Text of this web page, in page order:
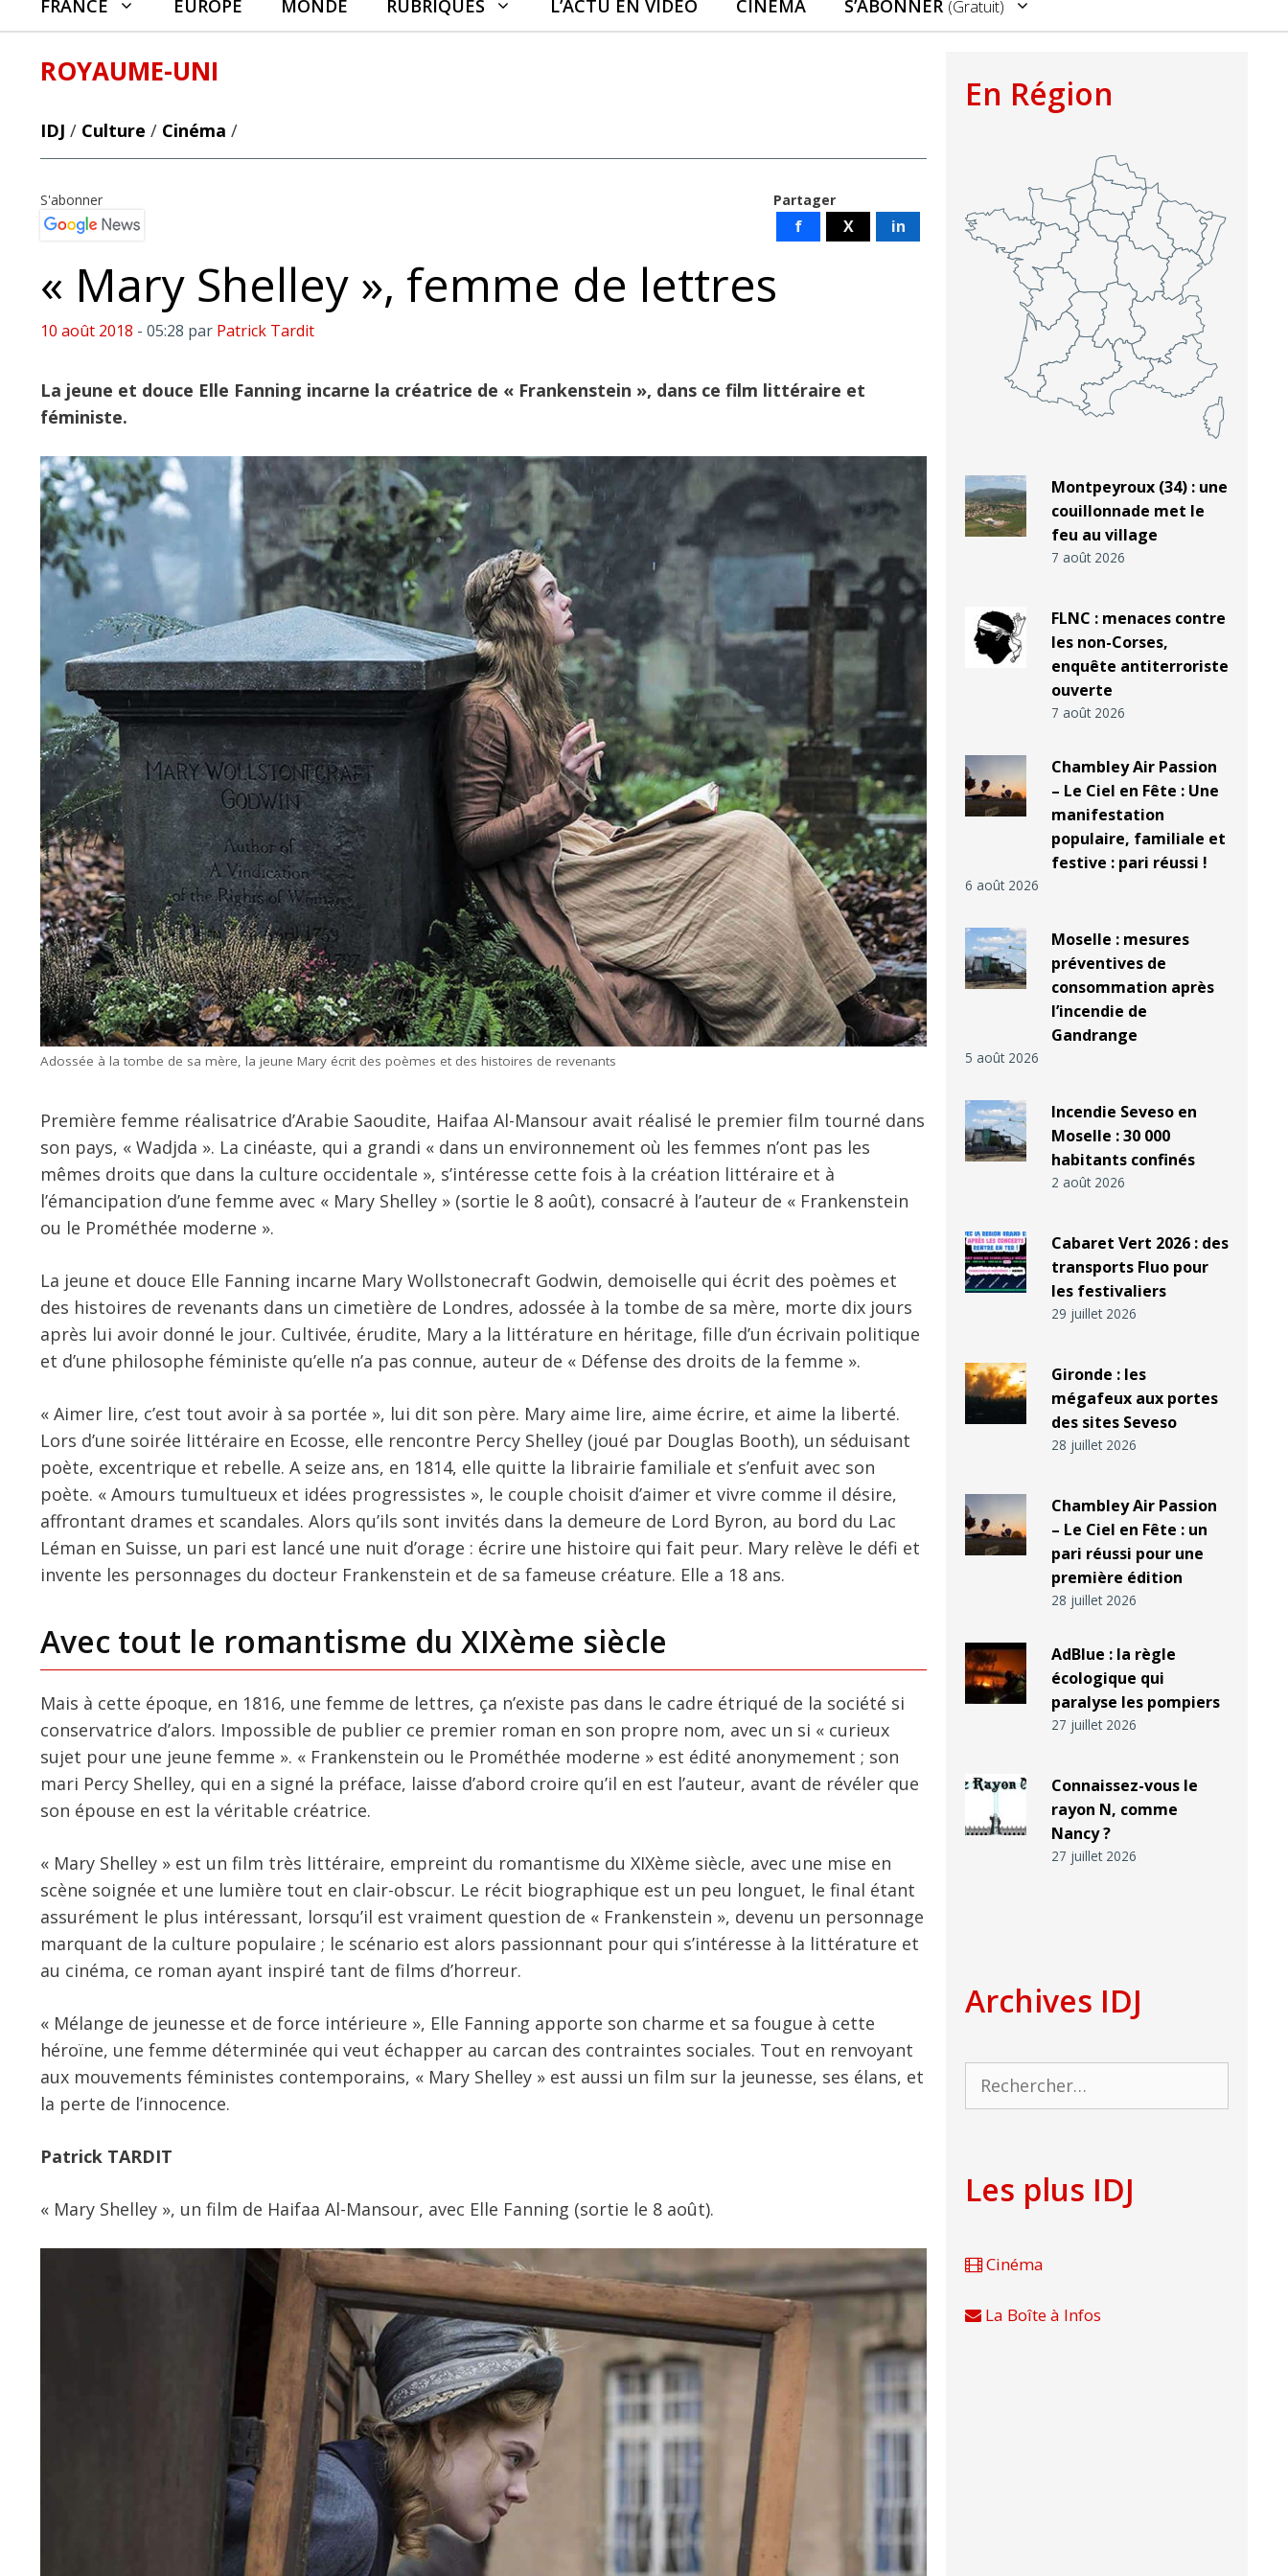
FRANCE EUROPE MONDE RUBRIQUES L’ACTU EN VIDÉO CINÉMA S’ABONNER (gratuit)
ROYAUME-UNI
IDJ / Culture / Cinéma /
Partager
f X in
S'abonner
« Mary Shelley », femme de lettres
10 août 2018 - 05:28 par Patrick Tardit
La jeune et douce Elle Fanning incarne la créatrice de « Frankenstein », dans ce film littéraire et
féministe.
Adossée à la tombe de sa mère, la jeune Mary écrit des poèmes et des histoires de revenants
Première femme réalisatrice d’Arabie Saoudite, Haifaa Al-Mansour avait réalisé le premier film tourné dans
son pays, « Wadjda ». La cinéaste, qui a grandi « dans un environnement où les femmes n’ont pas les
mêmes droits que dans la culture occidentale », s’intéresse cette fois à la création littéraire et à
l’émancipation d’une femme avec « Mary Shelley » (sortie le 8 août), consacré à l’auteur de « Frankenstein
ou le Prométhée moderne ».
La jeune et douce Elle Fanning incarne Mary Wollstonecraft Godwin, demoiselle qui écrit des poèmes et
des histoires de revenants dans un cimetière de Londres, adossée à la tombe de sa mère, morte dix jours
après lui avoir donné le jour. Cultivée, érudite, Mary a la littérature en héritage, fille d’un écrivain politique
et d’une philosophe féministe qu’elle n’a pas connue, auteur de « Défense des droits de la femme ».
« Aimer lire, c’est tout avoir à sa portée », lui dit son père. Mary aime lire, aime écrire, et aime la liberté.
Lors d’une soirée littéraire en Ecosse, elle rencontre Percy Shelley (joué par Douglas Booth), un séduisant
poète, excentrique et rebelle. A seize ans, en 1814, elle quitte la librairie familiale et s’enfuit avec son
poète. « Amours tumultueux et idées progressistes », le couple choisit d’aimer et vivre comme il désire,
affrontant drames et scandales. Alors qu’ils sont invités dans la demeure de Lord Byron, au bord du Lac
Léman en Suisse, un pari est lancé une nuit d’orage : écrire une histoire qui fait peur. Mary relève le défi et
invente les personnages du docteur Frankenstein et de sa fameuse créature. Elle a 18 ans.
Avec tout le romantisme du XIXème siècle
Mais à cette époque, en 1816, une femme de lettres, ça n’existe pas dans le cadre étriqué de la société si
conservatrice d’alors. Impossible de publier ce premier roman en son propre nom, avec un si « curieux
sujet pour une jeune femme ». « Frankenstein ou le Prométhée moderne » est édité anonymement ; son
mari Percy Shelley, qui en a signé la préface, laisse d’abord croire qu’il en est l’auteur, avant de révéler que
son épouse en est la véritable créatrice.
« Mary Shelley » est un film très littéraire, empreint du romantisme du XIXème siècle, avec une mise en
scène soignée et une lumière tout en clair-obscur. Le récit biographique est un peu longuet, le final étant
assurément le plus intéressant, lorsqu’il est vraiment question de « Frankenstein », devenu un personnage
marquant de la culture populaire ; le scénario est alors passionnant pour qui s’intéresse à la littérature et
au cinéma, ce roman ayant inspiré tant de films d’horreur.
« Mélange de jeunesse et de force intérieure », Elle Fanning apporte son charme et sa fougue à cette
héroïne, une femme déterminée qui veut échapper au carcan des contraintes sociales. Tout en renvoyant
aux mouvements féministes contemporains, « Mary Shelley » est aussi un film sur la jeunesse, ses élans, et
la perte de l’innocence.
Patrick TARDIT
« Mary Shelley », un film de Haifaa Al-Mansour, avec Elle Fanning (sortie le 8 août).
En Région
Montpeyroux (34) : une
couillonnade met le
feu au village
7 août 2026
FLNC : menaces contre
les non-Corses,
enquête antiterroriste
ouverte
7 août 2026
Chambley Air Passion
– Le Ciel en Fête : Une
manifestation
populaire, familiale et
festive : pari réussi !
6 août 2026
Moselle : mesures
préventives de
consommation après
l’incendie de
Gandrange
5 août 2026
Incendie Seveso en
Moselle : 30 000
habitants confinés
2 août 2026
Cabaret Vert 2026 : des
transports Fluo pour
les festivaliers
29 juillet 2026
Gironde : les
mégafeux aux portes
des sites Seveso
28 juillet 2026
Chambley Air Passion
– Le Ciel en Fête : un
pari réussi pour une
première édition
28 juillet 2026
AdBlue : la règle
écologique qui
paralyse les pompiers
27 juillet 2026
Connaissez-vous le
rayon N, comme
Nancy ?
27 juillet 2026
Archives IDJ
Rechercher :
Les plus IDJ
Cinéma
La Boîte à Infos